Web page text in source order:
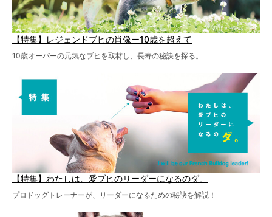
【特集】レジェンドブヒの肖像ー10歳を超えて
10歳オーバーの元気なブヒを取材し、長寿の秘訣を探る。
【特集】わたしは、愛ブヒのリーダーになるのダ。
プロドッグトレーナーが、リーダーになるための秘訣を解説！